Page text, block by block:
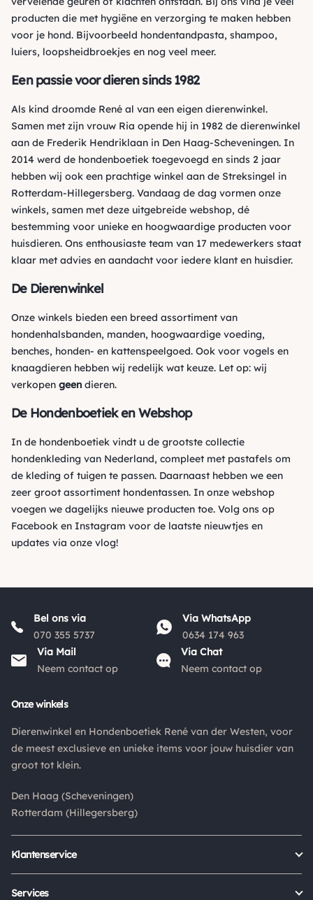
producten die met hygiëne en verzorging te maken hebben
voor je hond. Bijvoorbeeld hondentandpasta, shampoo,
luiers, loopsheidbroekjes en nog veel meer.
Een passie voor dieren sinds 1982
Als kind droomde René al van een eigen dierenwinkel.
Samen met zijn vrouw Ria opende hij in 1982 de dierenwinkel
aan de Frederik Hendriklaan in Den Haag-Scheveningen. In
2014 werd de hondenboetiek toegevoegd en sinds 2 jaar
hebben wij ook een prachtige winkel aan de Streksingel in
Rotterdam-Hillegersberg. Vandaag de dag vormen onze
winkels, samen met deze uitgebreide webshop, dé
bestemming voor unieke en hoogwaardige producten voor
huisdieren. Ons enthousiaste team van 17 medewerkers staat
klaar met advies en aandacht voor iedere klant en huisdier.
De Dierenwinkel
Onze winkels bieden een breed assortiment van
hondenhalsbanden, manden, hoogwaardige voeding,
benches, honden- en kattenspeelgoed. Ook voor vogels en
knaagdieren hebben wij redelijk wat keuze. Let op: wij
verkopen geen dieren.
De Hondenboetiek en Webshop
In de hondenboetiek vindt u de grootste collectie
hondenkleding van Nederland, compleet met pastafels om
de kleding of tuigen te passen. Daarnaast hebben we een
zeer groot assortiment hondentassen. In onze webshop
voegen we dagelijks nieuwe producten toe. Volg ons op
Facebook en Instagram voor de laatste nieuwtjes en
updates via onze vlog!
Bel ons via
070 355 5737
Via WhatsApp
0634 174 963
Via Mail
Neem contact op
Via Chat
Neem contact op
Onze winkels
Dierenwinkel en Hondenboetiek René van der Westen, voor
de meest exclusieve en unieke items voor jouw huisdier van
groot tot klein.
Den Haag (Scheveningen)
Rotterdam (Hillegersberg)
Klantenservice
Services